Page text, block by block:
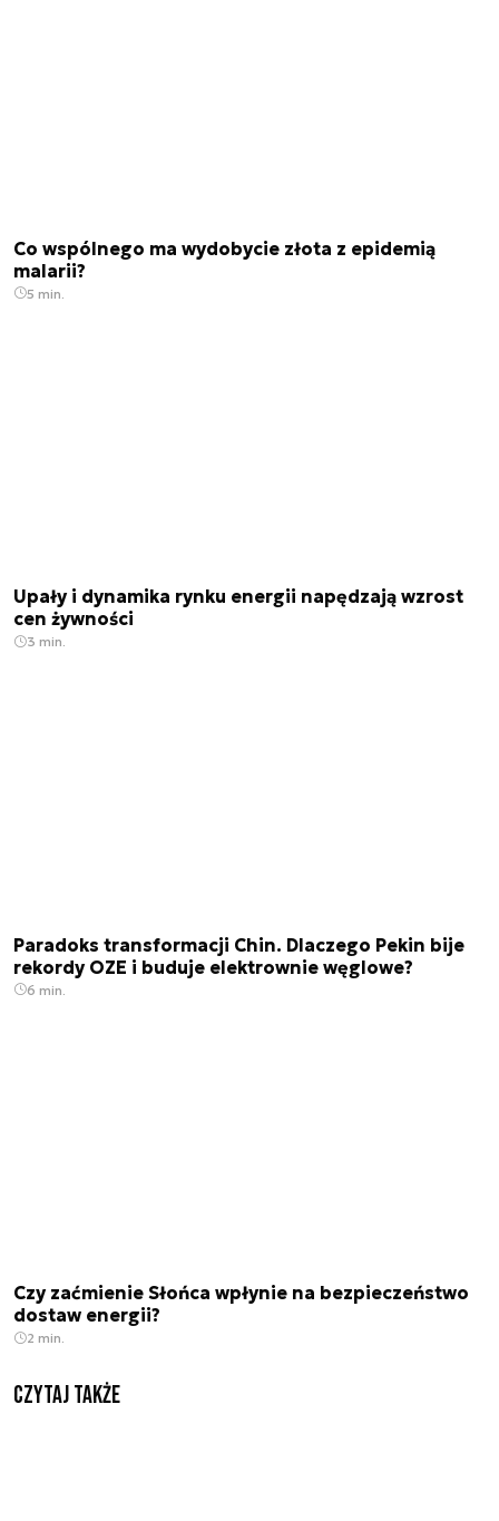
Co wspólnego ma wydobycie złota z epidemią
malarii?
5 min.
Upały i dynamika rynku energii napędzają wzrost
cen żywności
3 min.
Paradoks transformacji Chin. Dlaczego Pekin bije
rekordy OZE i buduje elektrownie węglowe?
6 min.
Czy zaćmienie Słońca wpłynie na bezpieczeństwo
dostaw energii?
2 min.
Czytaj także